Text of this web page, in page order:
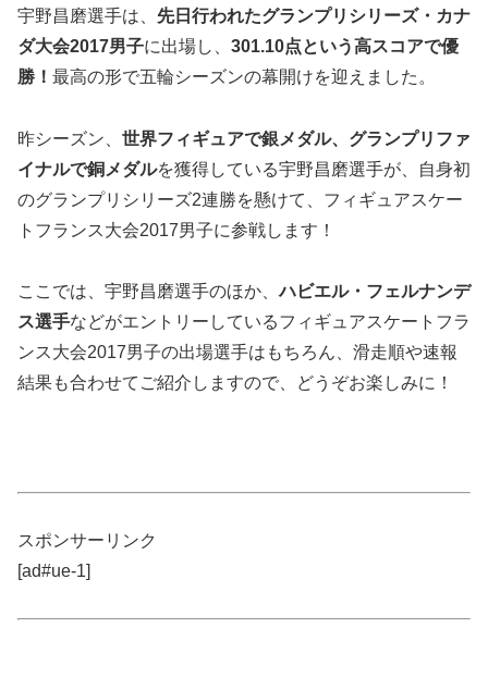
宇野昌磨選手は、 先日行われたグランプリシリーズ・カナ
ダ大会2017男子に出場し、 301.10点という高スコアで優
勝！ 最高の形で五輪シーズンの幕開けを迎えました。
昨シーズン、 世界フィギュアで銀メダル、グランプリファ
イナルで銅メダルを獲得している宇野昌磨選手が、自身初
のグランプリシリーズ2連勝を懸けて、フィギュアスケー
トフランス大会2017男子に参戦します！
ここでは、宇野昌磨選手のほか、ハビエル・フェルナンデ
ス選手などがエントリーしているフィギュアスケートフラ
ンス大会2017男子の出場選手はもちろん、滑走順や速報
結果も合わせてご紹介しますので、どうぞお楽しみに！
スポンサーリンク
[ad#ue-1]